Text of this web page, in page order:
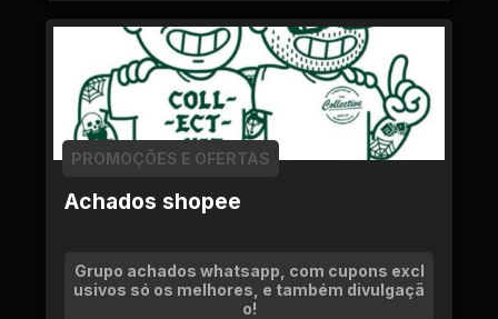
Achados shopee
PROMOÇÕES E OFERTAS
Grupo achados whatsapp, com cupons excl
usivos só os melhores, e também divulgaçã
o!